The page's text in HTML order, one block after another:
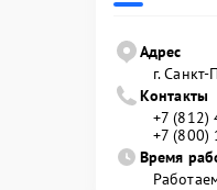
Адрес
г.
Контакты
+7 (812)
+7 (800)
Время